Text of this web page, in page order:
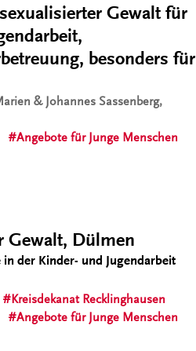
Gewalt für
besonders für
& Johannes Sassenberg,
Angebote für Junge Menschen
Gewalt, Dülmen
der Kinder- und Jugendarbeit
Kreisdekanat Recklinghausen
Angebote für Junge Menschen